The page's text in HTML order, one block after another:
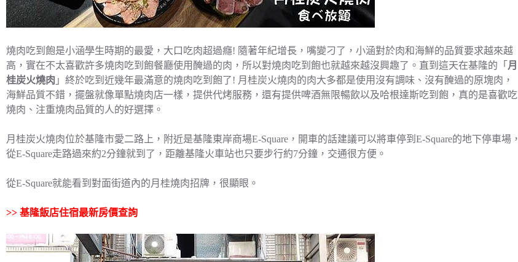
燒肉吃到飽是小涵學生時期的最愛，大口吃肉超過癮! 隨著年紀增長，嘴變刁了，小涵對於肉和海鮮的品質要求越來越
高，實在不太喜歡許多燒肉吃到飽餐廳使用醃過的肉，所以對燒肉吃到飽也就越來越沒興趣了。直到這天在基隆的「 月
桂炭火燒肉 」終於吃到近幾年最滿意的燒肉吃到飽了! 月桂炭火燒肉的肉大多都是使用沒有調味、沒有醃過的原塊肉，
海鮮品質不錯，擺盤就像單點燒肉店一樣，提供代烤服務，還有提供啤酒無限暢飲以及哈根達斯吃到飽，真的是喜歡吃
燒肉、注重燒肉品質的人的好選擇。
月桂炭火燒肉位於基隆市愛二路上，附近是基隆東岸商場E-Square，開車的話建議可以將車停到E-Square的地下停車場，
從E-Square走路過來約2分鐘就到了，距離基隆火車站也只要步行約7分鐘，交通很方便。
從E-Square就能看到對面街道內的月桂燒肉招牌，很顯眼。
>> 基隆飯店住宿最新房價查詢